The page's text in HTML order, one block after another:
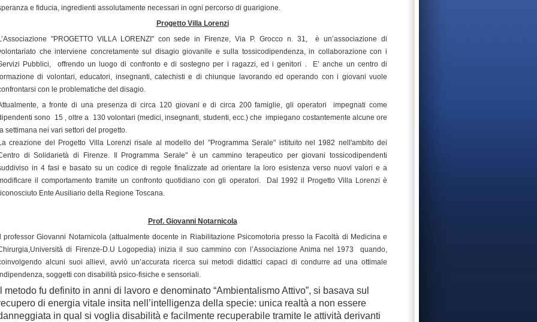
e fiducia, ingredienti assolutamente necessari in ogni percorso di guarigione.
Progetto Villa Lorenzi
"PROGETTO VILLA LORENZI" con sede in Firenze, Via P. Grocco n. 31,
è un’associazione di
che interviene concretamente sul disagio giovanile e sulla tossicodipendenza, in collaborazione con i
Pubblici,
offrendo un luogo di confronto e di sostegno per i ragazzi, ed i genitori .
E’ anche un centro di
di volontari, educatori, insegnanti, catechisti e di chiunque lavorando ed operando con i giovani vuole
con le problematiche del disagio.
a fronte di una presenza di circa 120 giovani e di circa 200 famiglie, gli operatori
impegnati come
sono 15 , oltre a 130 volontari (medici, insegnanti, studenti, ecc.) che impiegano costantemente alcune ore
settimana nei vari settori del progetto.
creazione del Progetto Villa Lorenzi risale al modello del "Programma Serale" istituito nel 1982 nell'am­bito dei
di Solidarietà di Firenze. Il Pro­gramma Serale" è un cammino terapeutico per giovani tossicodipendenti
in 4 fasi e ba­sato su un codice di regole finalizzate ad orienta­re la loro esistenza verso nuovi valori e a
il comportamento tramite un confronto quotidia­no con gli operatori.
Dal 1992 il Progetto Villa Lorenzi è
Ente Ausiliario della Regione Toscana.
Prof. Giovanni Notarnicola
l professor Giovanni Notarnicola (attualmente docente in Riabilitazione Psicomotoria presso la Facoltà di Medicina e
di Firenze-D.U Logopedia) inizia il suo cammino con l’Associazione Anima nel 1973
quando,
alcuni suoi allievi, avviò un’accurata ricerca sui metodi didattici capaci di condurre ad una ottimale
soggetti con disabilità psico-fisiche e sensoriali.
metodo fu definito in anni di lavoro e denominato “Ambientalismo Attivo”, si basava sul
di energia vitale insita nell’intelligenza della specie: unica realtà a non essere
in qual si voglia disabilità e facilmente recuperabile tramite le attività derivanti